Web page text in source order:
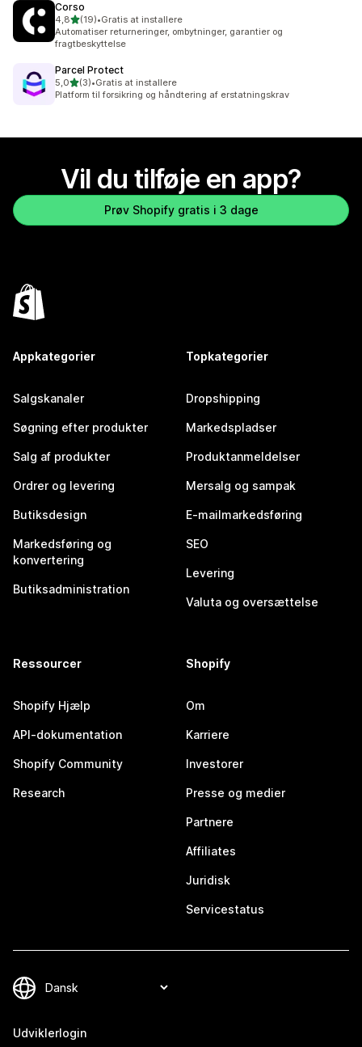
Corso
4,8ud af 5 stjerner
(19)
19 anmeldelser i alt
•Gratis at installere
Automatiser returneringer, ombytninger, garantier og
fragtbeskyttelse
Parcel Protect
5,0ud af 5 stjerner
(3)
3 anmeldelser i alt
•Gratis at installere
Platform til forsikring og håndtering af erstatningskrav
Vil du tilføje en app?
Prøv Shopify gratis i 3 dage
Appkategorier
Salgskanaler
Søgning efter produkter
Salg af produkter
Ordrer og levering
Butiksdesign
Markedsføring og
konvertering
Butiksadministration
Topkategorier
Dropshipping
Markedspladser
Produktanmeldelser
Mersalg og sampak
E-mailmarkedsføring
SEO
Levering
Valuta og oversættelse
Ressourcer
Shopify Hjælp
API-dokumentation
Shopify Community
Research
Shopify
Om
Karriere
Investorer
Presse og medier
Partnere
Affiliates
Juridisk
Servicestatus
Udviklerlogin